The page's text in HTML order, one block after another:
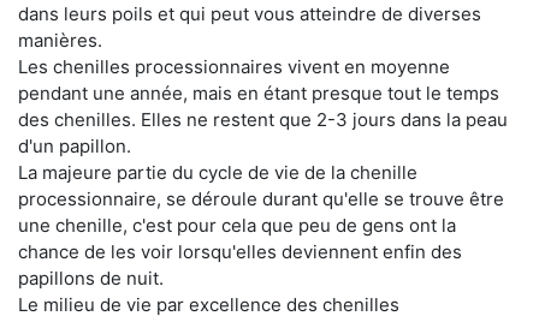
dans leurs poils et qui peut vous atteindre de diverses
manières.
Les chenilles processionnaires vivent en moyenne
pendant une année, mais en étant presque tout le temps
des chenilles. Elles ne restent que 2-3 jours dans la peau
d'un papillon.
La majeure partie du cycle de vie de la chenille
processionnaire, se déroule durant qu'elle se trouve être
une chenille, c'est pour cela que peu de gens ont la
chance de les voir lorsqu'elles deviennent enfin des
papillons de nuit.
Le milieu de vie par excellence des chenilles